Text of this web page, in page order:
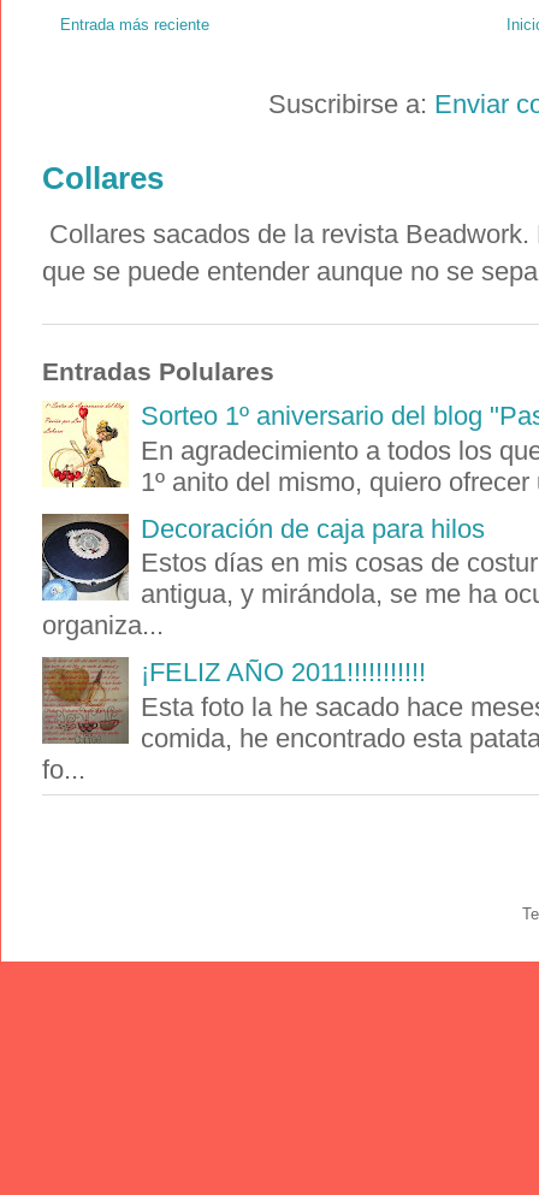
Entrada más reciente
Suscribirse a: Enviar
Collares
Collares sacados de la revista
que se puede entender aunque no se
Entradas Polulares
Sorteo 1º aniversario del blog
En agradecimiento a todos los
1º anito del mismo, quiero
Decoración de caja para hilos
Estos días en mis cosas de
antigua, y mirándola, se me ha
organiza...
¡FELIZ AÑO 2011!!!!!!!!!!!
Esta foto la he sacado hace
comida, he encontrado esta
fo...